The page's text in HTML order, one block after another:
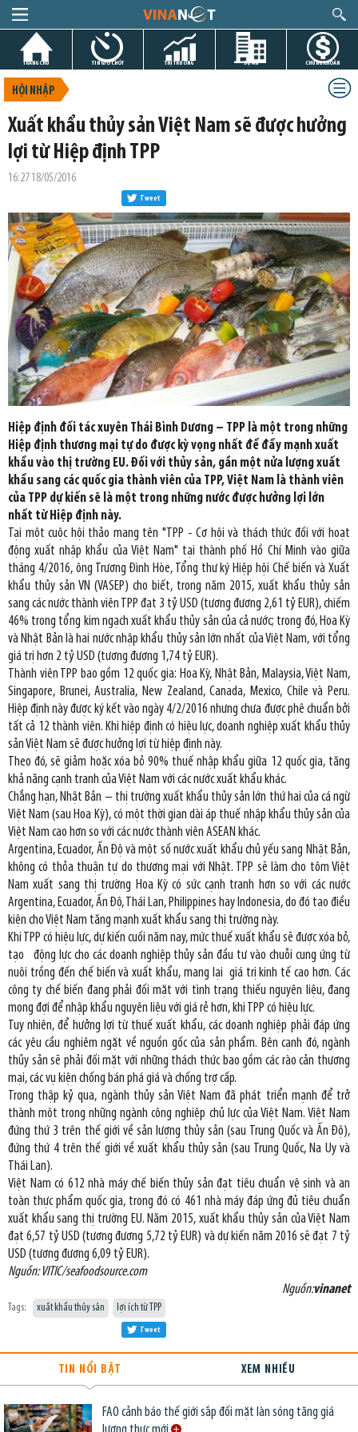
TRANG CHỦ TIN GIỜ CHÓT THỊ TRƯỜNG DỰ ÁN CHỨNG KHOÁN
HỘI NHẬP
Xuất khẩu thủy sản Việt Nam sẽ được hưởng
lợi từ Hiệp định TPP
16:27 18/05/2016
Tweet
Hiệp định đối tác xuyên Thái Bình Dương – TPP là một trong những
Hiệp định thương mại tự do được kỳ vọng nhất để đẩy mạnh xuất
khẩu vào thị trường EU. Đối với thủy sản, gần một nửa lượng xuất
khẩu sang các quốc gia thành viên của TPP, Việt Nam là thành viên
của TPP dự kiến ​​sẽ là một trong những nước được hưởng lợi lớn
nhất từ ​​Hiệp định này.
Tại một cuộc hội thảo mang tên "TPP - Cơ hội và thách thức đối với hoạt
động xuất nhập khẩu của Việt Nam" tại thành phố Hồ Chí Minh vào giữa
tháng 4/2016, ông Trương Đình Hòe, Tổng thư ký Hiệp hội Chế biến và Xuất
khẩu thủy sản VN (VASEP) cho biết, trong năm 2015, xuất khẩu thủy sản
sang các nước thành viên TPP đạt 3 tỷ USD (tương đương 2,61 tỷ EUR), chiếm
46% trong tổng kim ngạch xuất khẩu thủy sản của cả nước; trong đó, Hoa Kỳ
và Nhật Bản là hai nước nhập khẩu thủy sản lớn nhất của Việt Nam, với tổng
giá trị hơn 2 tỷ USD (tương đương 1,74 tỷ EUR).
Thành viên TPP bao gồm 12 quốc gia: Hoa Kỳ, Nhật Bản, Malaysia, Việt Nam,
Singapore, Brunei, Australia, New Zealand, Canada, Mexico, Chile và Peru.
Hiệp định này được ký kết vào ngày 4/2/2016 nhưng chưa được phê chuẩn bởi
tất cả 12 thành viên. Khi hiệp định có hiệu lực, doanh nghiệp xuất khẩu thủy
sản Việt Nam sẽ được hưởng lợi từ hiệp định này.
Theo đó, sẽ giảm hoặc xóa bỏ 90% thuế nhập khẩu giữa 12 quốc gia, tăng
khả năng cạnh tranh của Việt Nam với các nước xuất khẩu khác.
Chẳng hạn, Nhật Bản – thị trường xuất khẩu thủy sản lớn thứ hai của cá ngừ
Việt Nam (sau Hoa Kỳ), có một thời gian dài áp thuế nhập khẩu thủy sản của
Việt Nam cao hơn so với các nước thành viên ASEAN khác.
Argentina, Ecuador, Ấn Độ và một số nước xuất khẩu chủ yếu sang Nhật Bản,
không có thỏa thuận tự do thương mại với Nhật. TPP sẽ làm cho tôm Việt
Nam xuất sang thị trường Hoa Kỳ có sức cạnh tranh hơn so với các nước
Argentina, Ecuador, Ấn Độ, Thái Lan, Philippines hay Indonesia, do đó tạo điều
kiện cho Việt Nam tăng mạnh xuất khẩu sang thị trường này.
Khi TPP có hiệu lực, dự kiến ​​cuối năm nay, mức thuế xuất khẩu sẽ được xóa bỏ,
tạo động lực cho các doanh nghiệp thủy sản đầu tư vào chuỗi cung ứng từ
nuôi trồng đến chế biến và xuất khẩu, mang lại giá trị kinh tế cao hơn. Các
công ty chế biến đang phải đối mặt với tình trạng thiếu nguyên liệu, đang
mong đợi để nhập khẩu nguyên liệu với giá rẻ hơn, khi TPP có hiệu lực.
Tuy nhiên, để hưởng lợi từ thuế xuất khẩu, các doanh nghiệp phải đáp ứng
các yêu cầu nghiêm ngặt về nguồn gốc của sản phẩm. Bên cạnh đó, ngành
thủy sản sẽ phải đối mặt với những thách thức bao gồm các rào cản thương
mại, các vụ kiện chống bán phá giá và chống trợ cấp.
Trong thập kỷ qua, ngành thủy sản Việt Nam đã phát triển mạnh để trở
thành một trong những ngành công nghiệp chủ lực của Việt Nam. Việt Nam
đứng thứ 3 trên thế giới về sản lượng thủy sản (sau Trung Quốc và Ấn Độ),
đứng thứ 4 trên thế giới về xuất khẩu thủy sản (sau Trung Quốc, Na Uy và
Thái Lan).
Việt Nam có 612 nhà máy chế biến thủy sản đạt tiêu chuẩn vệ sinh và an
toàn thực phẩm quốc gia, trong đó có 461 nhà máy đáp ứng đủ tiêu chuẩn
xuất khẩu sang thị trường EU. Năm 2015, xuất khẩu thủy sản của Việt Nam
đạt 6,57 tỷ USD (tương đương 5,72 tỷ EUR) và dự kiến năm 2016​​ sẽ đạt 7 tỷ
USD (tương đương 6,09 tỷ EUR).
Nguồn: VITIC/seafoodsource.com
Nguồn:vinanet
Tags: xuất khẩu thủy sản lợi ích từ TPP
Tweet
TIN NỔI BẬT XEM NHIỀU
FAO cảnh báo thế giới sắp đối mặt làn sóng tăng giá